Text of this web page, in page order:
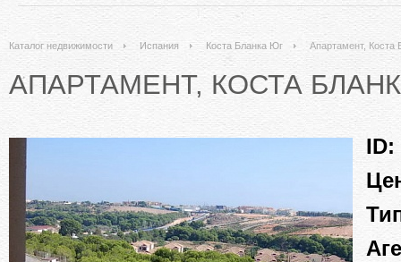
Каталог недвижимости Испания Коста Бланка Юг Апартамент,
АПАРТАМЕНТ, КОСТА
ID: